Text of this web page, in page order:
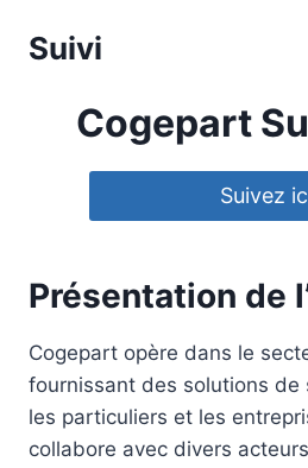
Suivi
Cogepart
Suivez
Présentation de
Cogepart opère dans le
fournissant des solutions de
les particuliers et les
collabore avec divers